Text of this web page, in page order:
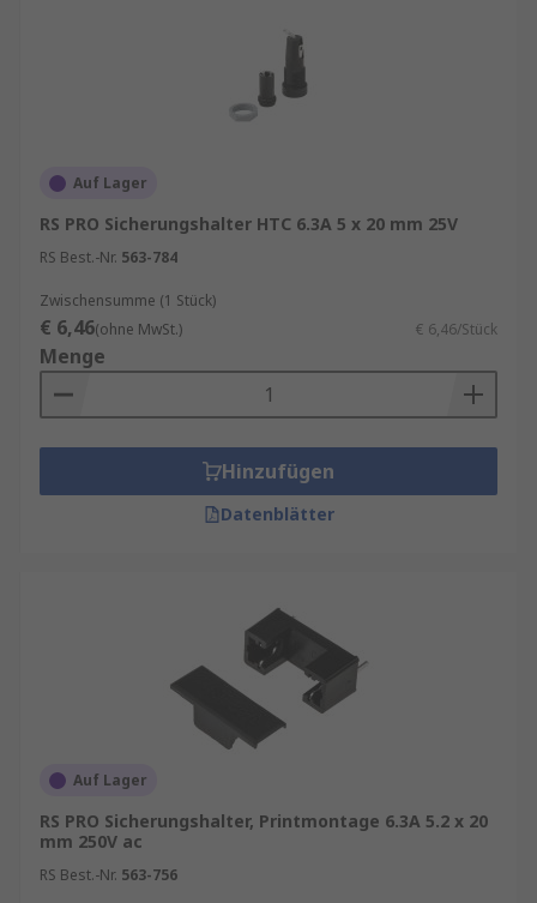
Auf Lager
RS PRO Sicherungshalter HTC 6.3A 5 x 20 mm 25V
RS Best.-Nr. 563-784
Zwischensumme (1 Stück)
€ 6,46(ohne MwSt.) € 6,46/Stück
Menge
Hinzufügen
Datenblätter
Auf Lager
RS PRO Sicherungshalter, Printmontage 6.3A 5.2 x 20
mm 250V ac
RS Best.-Nr. 563-756